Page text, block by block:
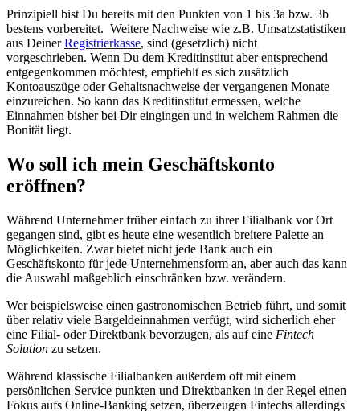
Prinzipiell bist Du bereits mit den Punkten von 1 bis 3a bzw. 3b
bestens vorbereitet. Weitere Nachweise wie z.B. Umsatzstatistiken
aus DeinerRegistrierkasse, sind (gesetzlich) nicht
vorgeschrieben. Wenn Du dem Kreditinstitut aber entsprechend
entgegenkommen möchtest, empfiehlt es sich zusätzlich
Kontoauszüge oder Gehaltsnachweise der vergangenen Monate
einzureichen. So kann das Kreditinstitut ermessen, welche
Einnahmen bisher bei Dir eingingen und in welchem Rahmen die
Bonität liegt.
Wo soll ich mein Geschäftskonto
eröffnen?
Während Unternehmer früher einfach zu ihrer Filialbank vor Ort
gegangen sind, gibt es heute eine wesentlich breitere Palette an
Möglichkeiten. Zwar bietet nicht jede Bank auch ein
Geschäftskonto für jede Unternehmensform an, aber auch das kann
die Auswahl maßgeblich einschränken bzw. verändern.
Wer beispielsweise einen gastronomischen Betrieb führt, und somit
über relativ viele Bargeldeinnahmen verfügt, wird sicherlich eher
eine Filial- oder Direktbank bevorzugen, als auf eine Fintech
Solution zu setzen.
Während klassische Filialbanken außerdem oft mit einem
persönlichen Service punkten und Direktbanken in der Regel einen
Fokus aufs Online-Banking setzen, überzeugen Fintechs allerdings